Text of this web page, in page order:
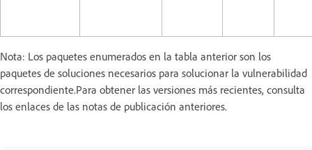
Nota: Los paquetes enumerados en la tabla anterior son los
paquetes de soluciones necesarios para solucionar la vulnerabilidad
correspondiente.Para obtener las versiones más recientes, consulta
los enlaces de las notas de publicación anteriores.